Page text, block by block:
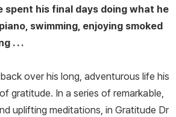
spent his final days doing what he
swimming, enjoying smoked
. . .
over his long, adventurous life his
gratitude. In a series of remarkable,
uplifting meditations, in Gratitude Dr